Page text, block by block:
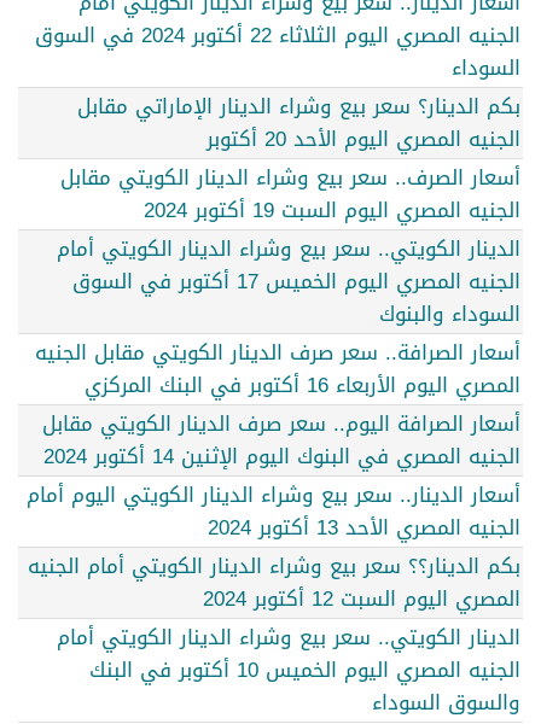
الجنيه المصري اليوم الثلاثاء 22 أكتوبر 2024 في السوق
السوداء
بكم الدينار؟ سعر بيع وشراء الدينار الإماراتي مقابل
الجنيه المصري اليوم الأحد 20 أكتوبر
أسعار الصرف.. سعر بيع وشراء الدينار الكويتي مقابل
الجنيه المصري اليوم السبت 19 أكتوبر 2024
الدينار الكويتي.. سعر بيع وشراء الدينار الكويتي أمام
الجنيه المصري اليوم الخميس 17 أكتوبر في السوق
السوداء والبنوك
أسعار الصرافة.. سعر صرف الدينار الكويتي مقابل الجنيه
المصري اليوم الأربعاء 16 أكتوبر في البنك المركزي
أسعار الصرافة اليوم.. سعر صرف الدينار الكويتي مقابل
الجنيه المصري في البنوك اليوم الإثنين 14 أكتوبر 2024
أسعار الدينار.. سعر بيع وشراء الدينار الكويتي اليوم أمام
الجنيه المصري الأحد 13 أكتوبر 2024
بكم الدينار؟؟ سعر بيع وشراء الدينار الكويتي أمام الجنيه
المصري اليوم السبت 12 أكتوبر 2024
الدينار الكويتي.. سعر بيع وشراء الدينار الكويتي أمام
الجنيه المصري اليوم الخميس 10 أكتوبر في البنك
والسوق السوداء